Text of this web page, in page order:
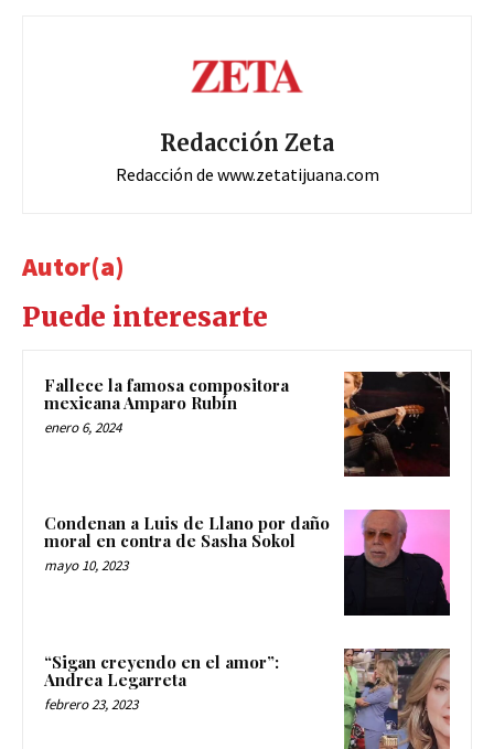
Redacción Zeta
Redacción de www.zetatijuana.com
Autor(a)
Puede interesarte
Fallece la famosa compositora
mexicana Amparo Rubín
enero 6, 2024
Condenan a Luis de Llano por daño
moral en contra de Sasha Sokol
mayo 10, 2023
“Sigan creyendo en el amor”:
Andrea Legarreta
febrero 23, 2023